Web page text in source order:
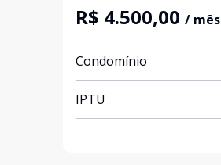
R$ 4.500,00 / mês
Condomínio
IPTU